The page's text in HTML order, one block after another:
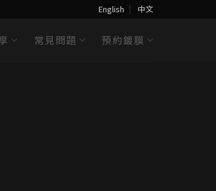
English 中文
常見問題 預約鍍膜